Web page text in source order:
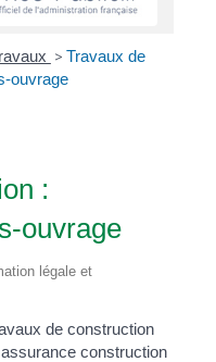
> Travaux de
ouvrage
:
ouvrage
légale et
de construction
construction